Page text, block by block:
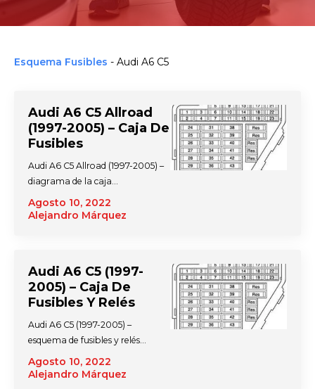
Esquema Fusibles - Audi A6 C5
Audi A6 C5 Allroad
(1997-2005) – Caja De
Fusibles
Agosto 10, 2022
Alejandro Márquez
Audi A6 C5 Allroad (1997-2005) –
diagrama de la caja…
Audi A6 C5 (1997-
2005) – Caja De
Fusibles Y Relés
Agosto 10, 2022
Alejandro Márquez
Audi A6 C5 (1997-2005) –
esquema de fusibles y relés…